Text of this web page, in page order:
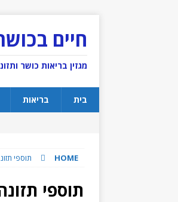
חיים
מגזין בריאות כושר
בית בריאות
HOME תוספי
תוספי